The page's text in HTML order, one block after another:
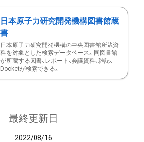
日本原子力研究開発機構図書館蔵
書
日本原子力研究開発機構の中央図書館所蔵資
料を対象とした検索データベース。同図書館
が所蔵する図書、レポート、会議資料、雑誌、
Docketが検索できる。
最終更新日
2022/08/16